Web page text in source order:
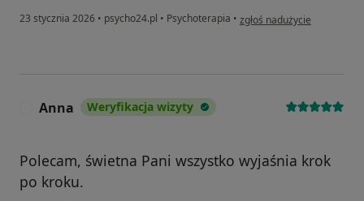
23 stycznia 2026 • psycho24.pl • Psychoterapia • w opinii użytkownika Ola
zgłoś nadużycie
Anna Weryfikacja wizyty
Polecam, świetna Pani wszystko wyjaśnia krok
po kroku.